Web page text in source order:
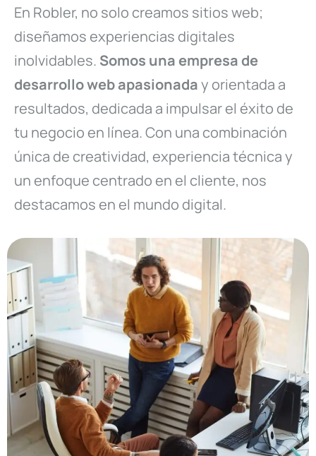
En Robler, no solo creamos sitios web;
diseñamos experiencias digitales
inolvidables. Somos una empresa de
desarrollo web apasionaday orientada a
resultados, dedicada a impulsar el éxito de
tu negocio en línea. Con una combinación
única de creatividad, experiencia técnica y
un enfoque centrado en el cliente, nos
destacamos en el mundo digital.